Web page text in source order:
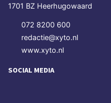
1701 BZ Heerhugowaard
072 8200 600
redactie@xyto.nl
www.xyto.nl
SOCIAL MEDIA